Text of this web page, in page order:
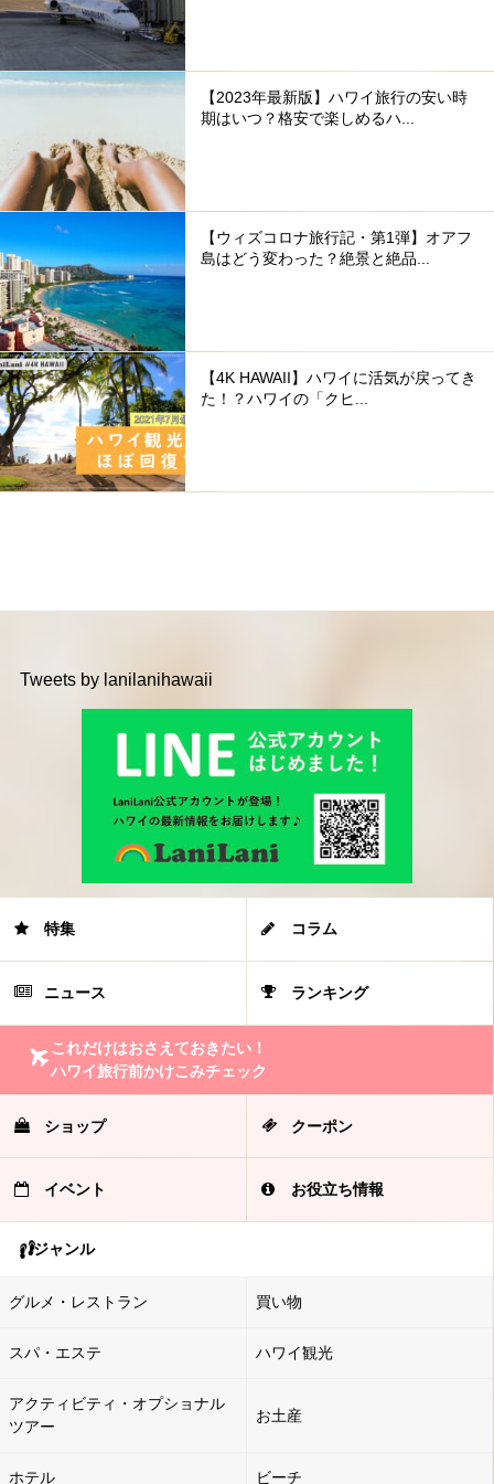
【2023年最新版】ハワイ旅行の安い時
期はいつ？格安で楽しめるハ...
【ウィズコロナ旅行記・第1弾】オアフ
島はどう変わった？絶景と絶品...
【4K HAWAII】ハワイに活気が戻ってき
た！？ハワイの「クヒ...
Tweets by lanilanihawaii
特集 コラム
ニュース ランキング
これだけはおさえておきたい！
ハワイ旅行前かけこみチェック
ショップ クーポン
イベント お役立ち情報
ジャンル
グルメ・レストラン 買い物
スパ・エステ ハワイ観光
アクティビティ・オプショナル
ツアー
お土産
ホテル ビーチ